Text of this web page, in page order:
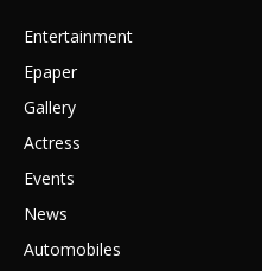
Entertainment
Epaper
Gallery
Actress
Events
News
Automobiles